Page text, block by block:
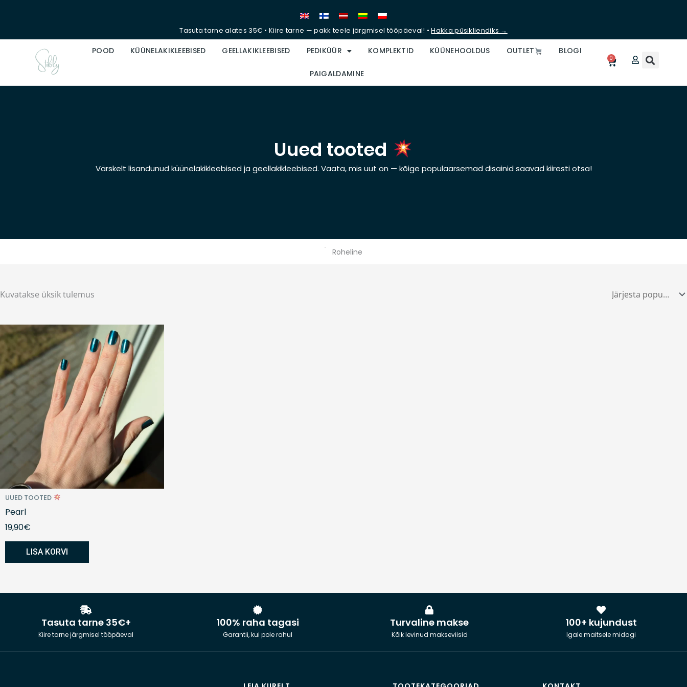
Tasuta tarne alates 35€ • Kiire tarne — pakk teele järgmisel tööpäeval! •Hakka püsikliendiks →
POOD KÜÜNELAKIKLEEBISED GEELLAKIKLEEBISED PEDIKÜÜR KOMPLEKTID KÜÜNEHOOLDUS OUTLET BLOGI
PAIGALDAMINE
0
Ostukorv
Uued tooted
Värskelt lisandunud küünelakikleebised ja geellakikleebised. Vaata, mis uut on — kõige populaarsemad disainid saavad kiiresti otsa!
Roheline
Kuvatakse üksik tulemus
UUED TOOTED
Pearl
19,90€
LISA KORVI
Tasuta tarne 35€+
Kiire tarne järgmisel tööpäeval
100% raha tagasi
Garantii, kui pole rahul
Turvaline makse
Kõik levinud makseviisid
100+ kujundust
Igale maitsele midagi